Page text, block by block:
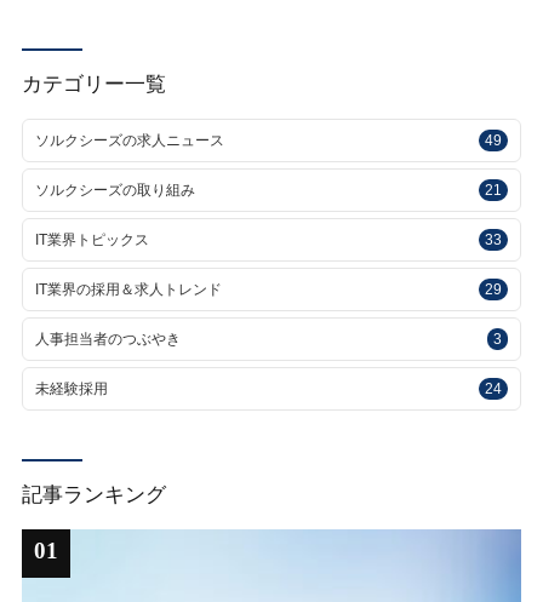
カテゴリー一覧
ソルクシーズの求人ニュース 49
ソルクシーズの取り組み 21
IT業界トピックス 33
IT業界の採用＆求人トレンド 29
人事担当者のつぶやき 3
未経験採用 24
記事ランキング
01